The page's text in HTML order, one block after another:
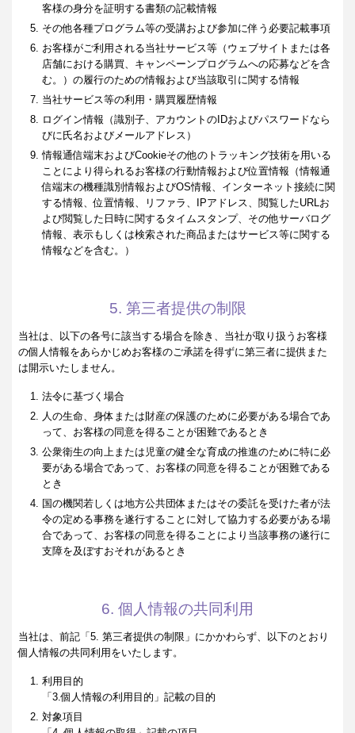
客様の身分を証明する書類の記載情報
その他各種プログラム等の受講および参加に伴う必要記載事項
お客様がご利用される当社サービス等（ウェブサイトまたは各
店舗における購買、キャンペーンプログラムへの応募などを含
む。）の履行のための情報および当該取引に関する情報
当社サービス等の利用・購買履歴情報
ログイン情報（識別子、アカウントのIDおよびパスワードなら
びに氏名およびメールアドレス）
情報通信端末およびCookieその他のトラッキング技術を用いる
ことにより得られるお客様の行動情報および位置情報（情報通
信端末の機種識別情報およびOS情報、インターネット接続に関
する情報、位置情報、リファラ、IPアドレス、閲覧したURLお
よび閲覧した日時に関するタイムスタンプ、その他サーバログ
情報、表示もしくは検索された商品またはサービス等に関する
情報などを含む。）
5. 第三者提供の制限
当社は、以下の各号に該当する場合を除き、当社が取り扱うお客様
の個人情報をあらかじめお客様のご承諾を得ずに第三者に提供また
は開示いたしません。
法令に基づく場合
人の生命、身体または財産の保護のために必要がある場合であ
って、お客様の同意を得ることが困難であるとき
公衆衛生の向上または児童の健全な育成の推進のために特に必
要がある場合であって、お客様の同意を得ることが困難である
とき
国の機関若しくは地方公共団体またはその委託を受けた者が法
令の定める事務を遂行することに対して協力する必要がある場
合であって、お客様の同意を得ることにより当該事務の遂行に
支障を及ぼすおそれがあるとき
6. 個人情報の共同利用
当社は、前記「5. 第三者提供の制限」にかかわらず、以下のとおり
個人情報の共同利用をいたします。
利用目的
「3.個人情報の利用目的」記載の目的
対象項目